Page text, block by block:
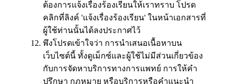
ต้องการแจ้งเรื่องร้องเรียนให้เราทราบ โปรด
คลิกที่ลิงค์ 'แจ้งเรื่องร้องเรียน' ในหน้าเอกสารที่
ผู้ใช้ท่านนั้นได้ลงประกาศไว้
พึงโปรดเข้าใจว่า การนำเสนอเนื้อหาบน
เว็บไซต์นี้ ทั้งดูเม็กซ์และผู้ใช้ไม่มีส่วนเกี่ยวข้อง
กับการจัดหาบริการทางการแพทย์ การให้คำ
ปรึกษา กฎหมาย หรือบริการหรือคำแนะนำ